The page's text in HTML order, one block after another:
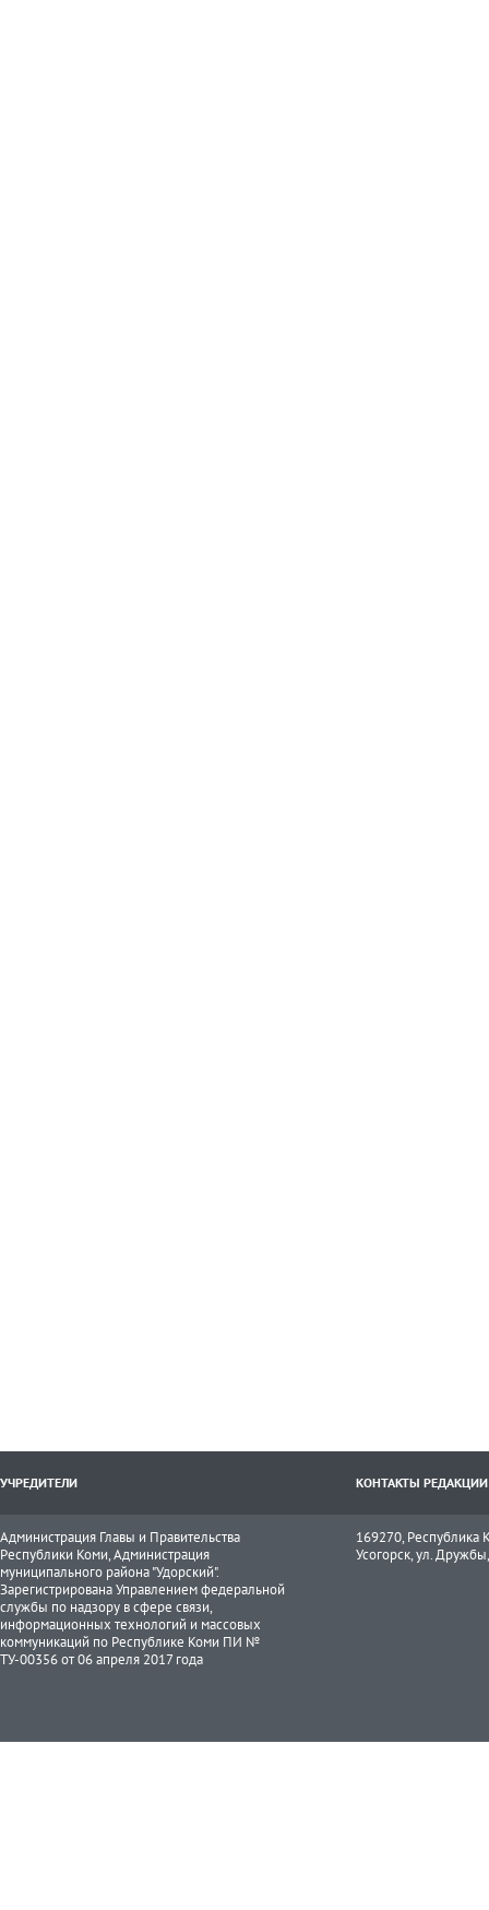
УЧРЕДИТЕЛИ КОНТАКТЫ РЕДАКЦИИ
Администрация Главы и Правительства
Республики Коми, Администрация
муниципального района "Удорский".
Зарегистрирована Управлением федеральной
службы по надзору в сфере связи,
информационных технологий и массовых
коммуникаций по Республике Коми ПИ №
ТУ-00356 от 06 апреля 2017 года
169270, Республика
Усогорск, ул.